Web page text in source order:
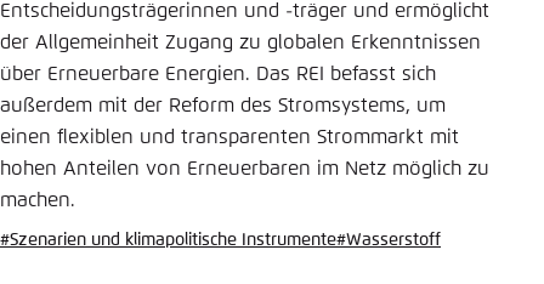
Entscheidungsträgerinnen und -träger und ermöglicht
der Allgemeinheit Zugang zu globalen Erkenntnissen
über Erneuerbare Energien. Das REI befasst sich
außerdem mit der Reform des Stromsystems, um
einen flexiblen und transparenten Strommarkt mit
hohen Anteilen von Erneuerbaren im Netz möglich zu
machen.
#Szenarien und klimapolitische Instrumente#Wasserstoff
Anmelden
Noch kein Benutzerkonto?
Abbrechen
Dunkel
Automatisch
speichern